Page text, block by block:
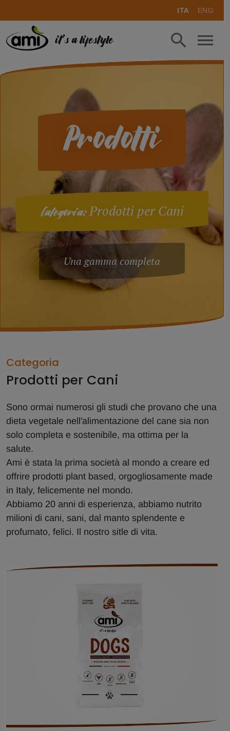
ITA ENG
it's a lifestyle
Prodotti
Categoria: Prodotti per Cani
Una gamma completa
Categoria
Prodotti per Cani
Sono ormai numerosi gli studi che provano che una
dieta vegetale nell'alimentazione del cane sia non
solo completa e sostenibile, ma ottima per la
salute.
Ami è stata la prima società al mondo a creare ed
offrire prodotti plant based, orgogliosamente made
in Italy, felicemente nel mondo.
Abbiamo 20 anni di esperienza, abbiamo nutrito
milioni di cani, sani, dal manto splendente e
profumato, felici. Il nostro sitle di vita.